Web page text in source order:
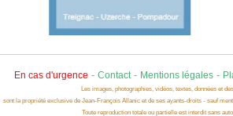
En cas d'urgence - Contact- Mentions légales-
Les images, photographies, vidéos, textes, données et
sont la propriété exclusive de Jean-François Allanic et de ses ayants-droits - sauf
Toute reproduction totale ou partielle est interdit sans